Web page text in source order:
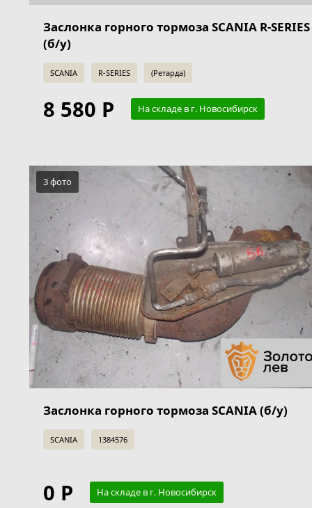
Заслонка горного тормоза SCANIA R-SERIES
(б/у)
SCANIA R-SERIES (Ретарда)
8 580 Р На складе в г. Новосибирск
3 фото
Заслонка горного тормоза SCANIA (б/у)
SCANIA 1384576
0 Р На складе в г. Новосибирск